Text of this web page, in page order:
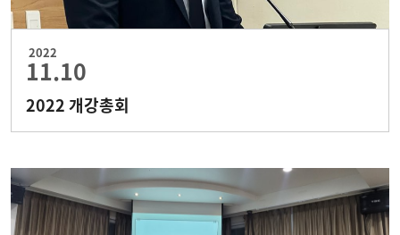
2022
11.10
2022 개강총회